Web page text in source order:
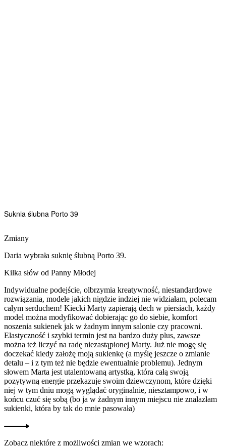
Suknia ślubna Porto 39
Zmiany
Daria wybrała suknię ślubną Porto 39.
Kilka słów od Panny Młodej​
Indywidualne podejście, olbrzymia kreatywność, niestandardowe
rozwiązania, modele jakich nigdzie indziej nie widziałam, polecam
całym serduchem! Kiecki Marty zapierają dech w piersiach, każdy
model można modyfikować dobierając go do siebie, komfort
noszenia sukienek jak w żadnym innym salonie czy pracowni.
Elastyczność i szybki termin jest na bardzo duży plus, zawsze
można też liczyć na radę niezastąpionej Marty. Już nie mogę się
doczekać kiedy założę moją sukienkę (a myślę jeszcze o zmianie
detalu – i z tym też nie będzie ewentualnie problemu). Jednym
słowem Marta jest utalentowaną artystką, która całą swoją
pozytywną energie przekazuje swoim dziewczynom, które dzięki
niej w tym dniu mogą wyglądać oryginalnie, niesztampowo, i w
końcu czuć się sobą (bo ja w żadnym innym miejscu nie znalazłam
sukienki, która by tak do mnie pasowała)
Zobacz niektóre z możliwości zmian we wzorach: